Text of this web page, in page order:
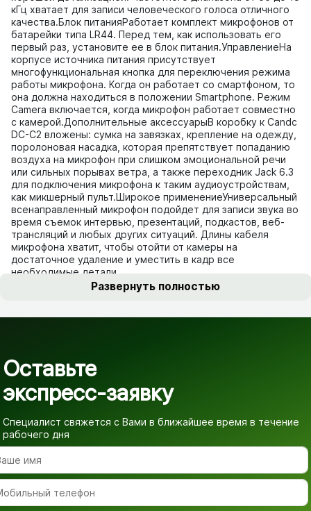
кГц хватает для записи человеческого голоса отличного
качества.Блок питанияРаботает комплект микрофонов от
батарейки типа LR44. Перед тем, как использовать его
первый раз, установите ее в блок питания.УправлениеНа
корпусе источника питания присутствует
многофункциональная кнопка для переключения режима
работы микрофона. Когда он работает со смартфоном, то
она должна находиться в положении Smartphone. Режим
Camera включается, когда микрофон работает совместно
с камерой.Дополнительные аксессуарыВ коробку к Candc
DC-C2 вложены: сумка на завязках, крепление на одежду,
поролоновая насадка, которая препятствует попаданию
воздуха на микрофон при слишком эмоциональной речи
или сильных порывах ветра, а также переходник Jack 6.3
для подключения микрофона к таким аудиоустройствам,
как микшерный пульт.Широкое применениеУниверсальный
всенаправленный микрофон подойдет для записи звука во
время съемок интервью, презентаций, подкастов, веб-
трансляций и любых других ситуаций. Длины кабеля
микрофона хватит, чтобы отойти от камеры на
достаточное удаление и уместить в кадр все
необходимые детали.
Развернуть полностью
Оставьте
экспресс-заявку
Специалист свяжется с Вами в ближайшее время в течение
рабочего дня